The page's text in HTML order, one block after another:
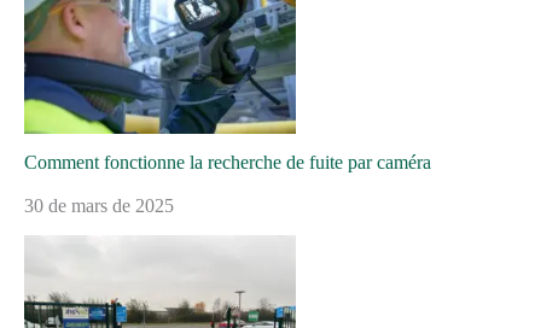
Comment fonctionne la recherche de fuite par caméra
30 de mars de 2025